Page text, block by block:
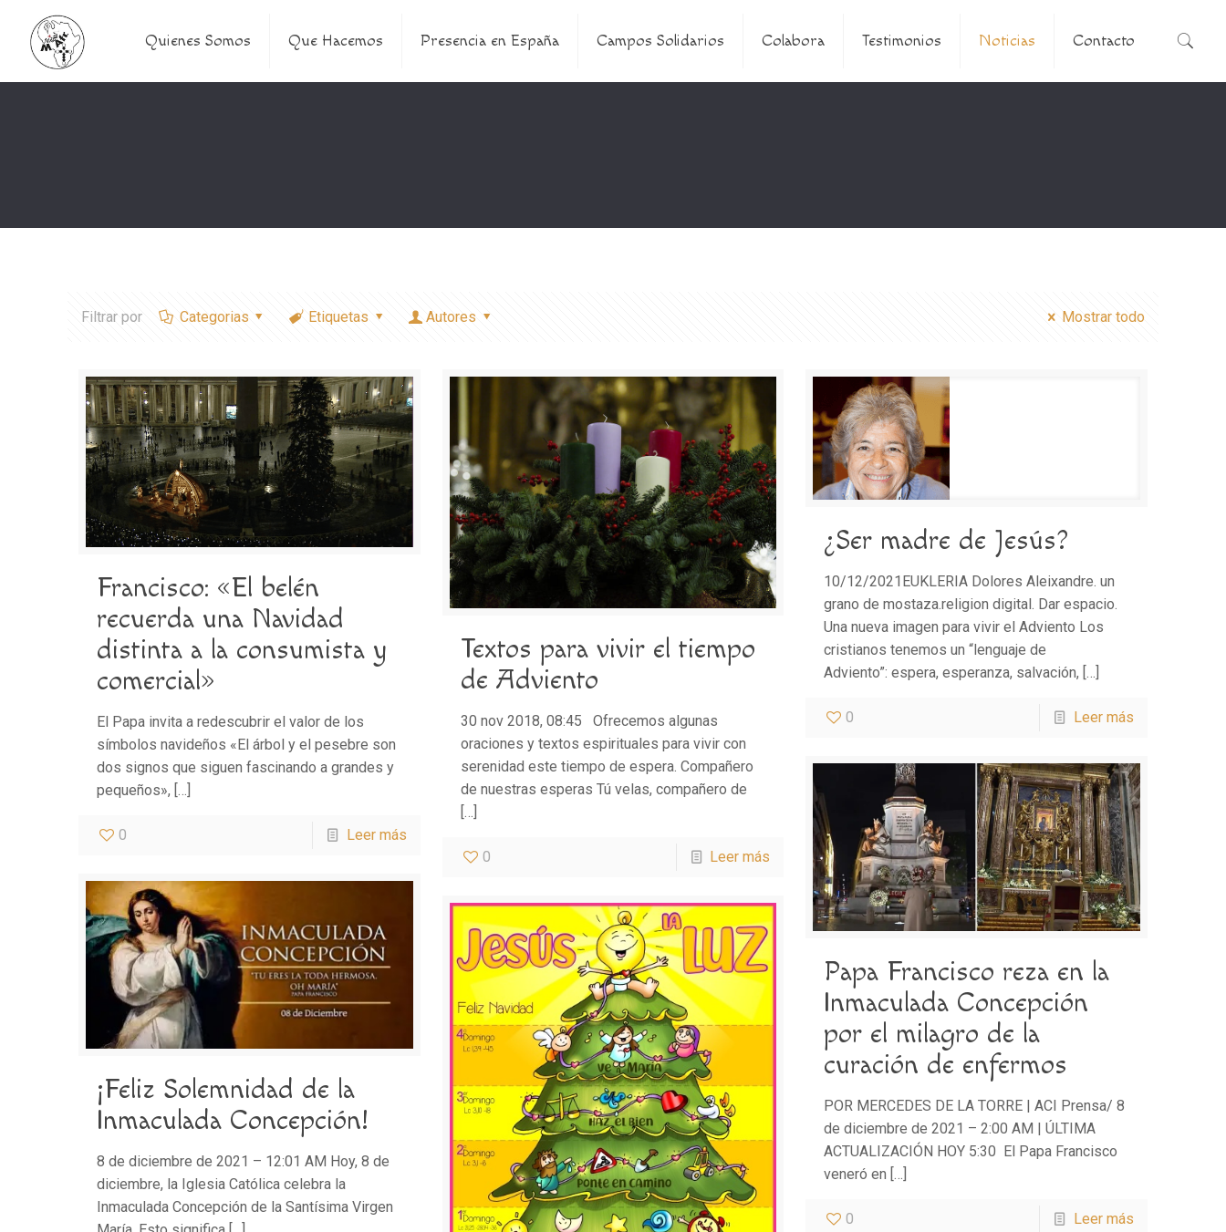
Quienes Somos Que Hacemos Presencia en España Campos Solidarios Colabora Testimonios Noticias Contacto
Filtrar por Categorias Etiquetas Autores Mostrar todo
Francisco: «El belén
recuerda una Navidad
distinta a la consumista y
comercial»
El Papa invita a redescubrir el valor de los
símbolos navideños «El árbol y el pesebre son
dos signos que siguen fascinando a grandes y
pequeños», […]
0 Leer más
Textos para vivir el tiempo
de Adviento
30 nov 2018, 08:45 Ofrecemos algunas
oraciones y textos espirituales para vivir con
serenidad este tiempo de espera. Compañero
de nuestras esperas Tú velas, compañero de
[…]
0 Leer más
¿Ser madre de Jesús?
10/12/2021EUKLERIA Dolores Aleixandre. un
grano de mostaza.religion digital. Dar espacio.
Una nueva imagen para vivir el Adviento Los
cristianos tenemos un “lenguaje de
Adviento”: espera, esperanza, salvación, […]
0 Leer más
Papa Francisco reza en la
Inmaculada Concepción
por el milagro de la
curación de enfermos
POR MERCEDES DE LA TORRE | ACI Prensa/ 8
de diciembre de 2021 – 2:00 AM | ÚLTIMA
ACTUALIZACIÓN HOY 5:30 El Papa Francisco
veneró en […]
0 Leer más
¡Feliz Solemnidad de la
Inmaculada Concepción!
8 de diciembre de 2021 – 12:01 AM Hoy, 8 de
diciembre, la Iglesia Católica celebra la
Inmaculada Concepción de la Santísima Virgen